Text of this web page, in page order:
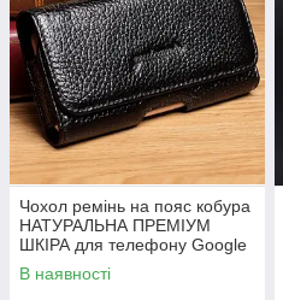
Чохол ремінь на пояс кобура
НАТУРАЛЬНА ПРЕМІУМ
ШКІРА для телефону Google
Pixel XL "FLOTAR"
В наявності